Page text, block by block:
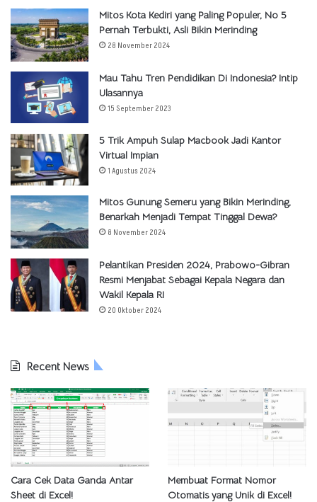
Mitos Kota Kediri yang Paling Populer, No 5
Pernah Terbukti, Asli Bikin Merinding
28 November 2024
Mau Tahu Tren Pendidikan Di Indonesia? Intip
Ulasannya
15 September 2023
5 Trik Ampuh Sulap Macbook Jadi Kantor
Virtual Impian
1 Agustus 2024
Mitos Gunung Semeru yang Bikin Merinding,
Benarkah Menjadi Tempat Tinggal Dewa?
8 November 2024
Pelantikan Presiden 2024, Prabowo-Gibran
Resmi Menjabat Sebagai Kepala Negara dan
Wakil Kepala RI
20 Oktober 2024
Recent News
Cara Cek Data Ganda Antar
Sheet di Excel!
Membuat Format Nomor
Otomatis yang Unik di Excel!